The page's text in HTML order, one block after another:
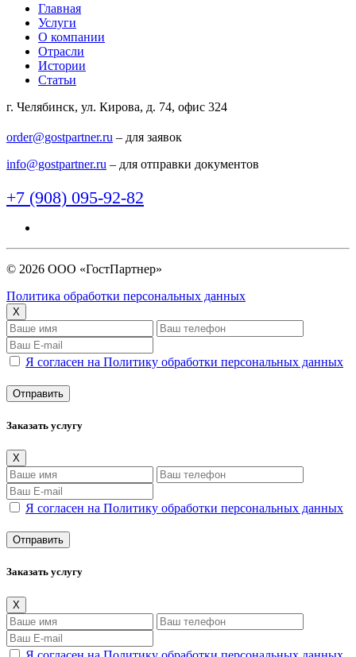
Главная
Услуги
О компании
Отрасли
Истории
Статьи
г. Челябинск, ул. Кирова, д. 74, офис 324
order@gostpartner.ru – для заявок
info@gostpartner.ru – для отправки документов
+7 (908) 095-92-82
© 2026 ООО «ГостПартнер»
Политика обработки персональных данных
X
Я согласен на Политику обработки персональных данных
Заказать услугу
X
Я согласен на Политику обработки персональных данных
Заказать услугу
X